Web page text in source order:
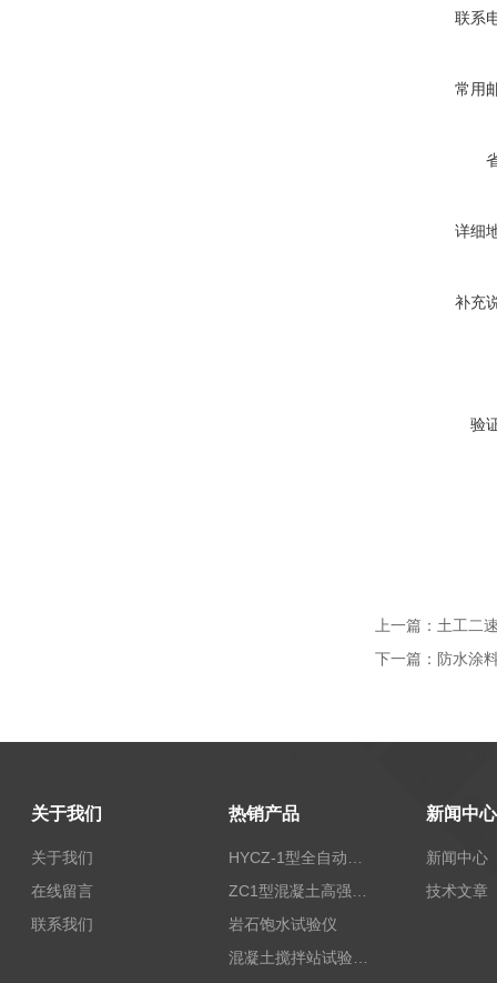
联系
常用
详细
补充
验
上一篇： 土工二
下一篇： 防水涂
关于我们
关于我们
在线留言
联系我们
热销产品
岩石饱水试验仪
新闻中心
新闻中心
技术文章